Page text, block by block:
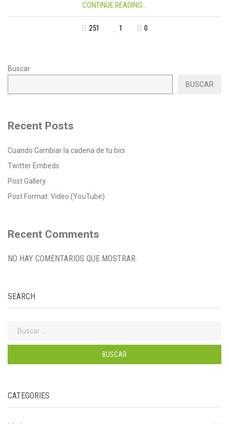
CONTINUE READING...
251 1 0
Buscar
BUSCAR
Recent Posts
Cuando Cambiar la cadena de tu bici
Twitter Embeds
Post Gallery
Post Format: Video (YouTube)
Recent Comments
NO HAY COMENTARIOS QUE MOSTRAR.
SEARCH
Buscar:
CATEGORIES